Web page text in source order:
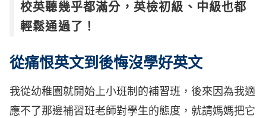
校英聽幾乎都滿分，英檢初級、中級也都
輕鬆通過了！
從痛恨英文到後悔沒學好英文
我從幼稚園就開始上小班制的補習班，後來因為我適
應不了那邊補習班老師對學生的態度，就請媽媽把它